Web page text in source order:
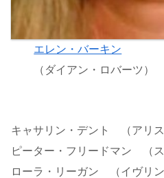
エレン・バーキン
（ダイアン・ロバーツ）
キャサリン・デント （アリス
ピーター・フリードマン （ス
ローラ・リーガン （イヴリン